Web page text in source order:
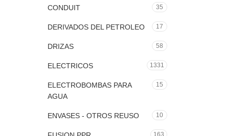
CONDUIT 35
DERIVADOS DEL PETROLEO 17
DRIZAS 58
ELECTRICOS 1331
ELECTROBOMBAS PARA
AGUA
15
ENVASES - OTROS REUSO 10
163